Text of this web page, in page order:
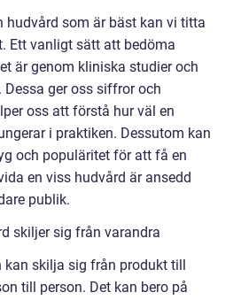
hudvård som är bäst kan vi titta
Ett vanligt sätt att bedöma
är genom kliniska studier och
Dessa ger oss siffror och
oss att förstå hur väl en
i praktiken. Dessutom kan
och populäritet för att få en
en viss hudvård är ansedd
publik.
skiljer sig från varandra
kan skilja sig från produkt till
till person. Det kan bero på